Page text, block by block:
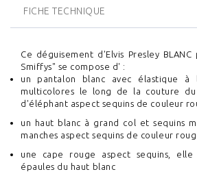
FICHE TECHNIQUE
Ce déguisement d'Elvis Presley
Smiffys" se compose d' :
un pantalon blanc avec élastique
multicolores le long de la couture
d'éléphant aspect sequins de couleur
un haut blanc à grand col et sequins
manches aspect sequins de couleur
une cape rouge aspect sequins,
épaules du haut blanc